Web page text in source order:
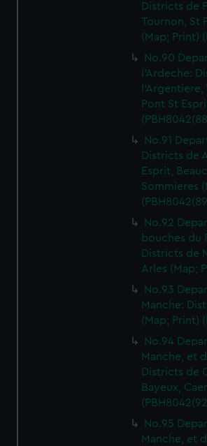
Districts de
Tournon, St
(Map; Print)
No.90
l'Ardeche:
l'Argentiere,
Pont St
No.91
Districts de
Esprit,
Sommieres
No.92
bouches du
Districts de
Arles (Map;
No.93
Manche:
(Map; Print)
No.94
Manche, et
Districts de
Bayeux,
No.95
Manche, et